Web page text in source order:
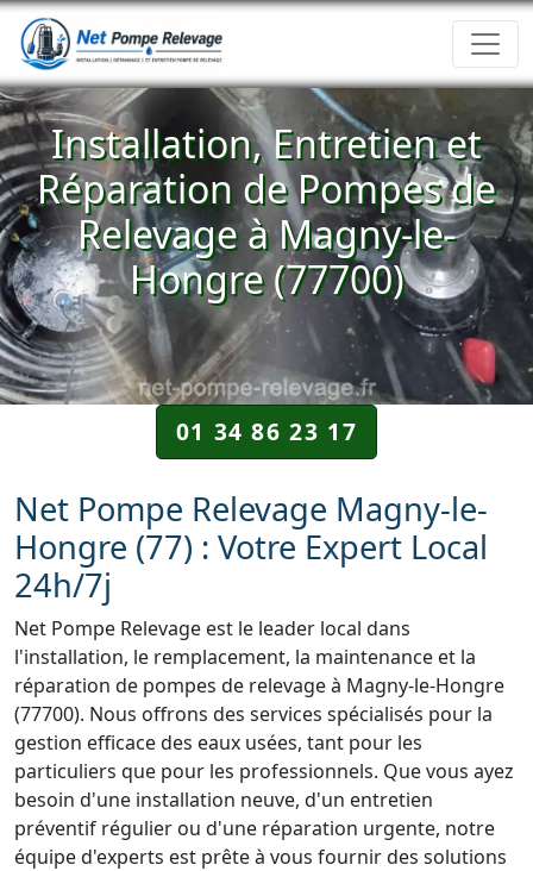
Installation, Entretien et
Réparation de Pompes de
Relevage à Magny-le-
Hongre (77700)
01 34 86 23 17
Net Pompe Relevage Magny-le-
Hongre (77) : Votre Expert Local
24h/7j
Net Pompe Relevage est le leader local dans
l'installation, le remplacement, la maintenance et la
réparation de pompes de relevage à Magny-le-Hongre
(77700). Nous offrons des services spécialisés pour la
gestion efficace des eaux usées, tant pour les
particuliers que pour les professionnels. Que vous ayez
besoin d'une installation neuve, d'un entretien
préventif régulier ou d'une réparation urgente, notre
équipe d'experts est prête à vous fournir des solutions